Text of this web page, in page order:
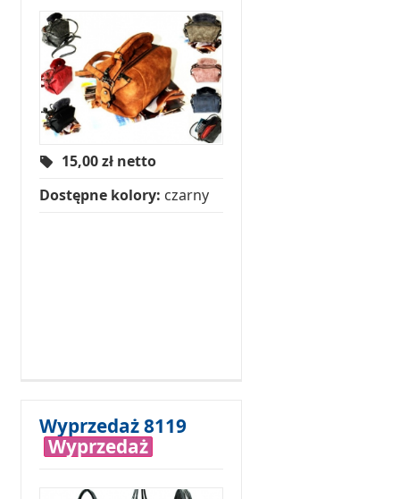
15,00zł netto
Dostępne kolory: czarny
Wyprzedaż 8119
Wyprzedaż